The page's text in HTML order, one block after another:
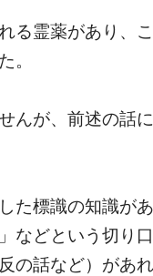
る霊薬があり
。
んが、前述の話
た標識の知識が
などという切り
の話など）があ